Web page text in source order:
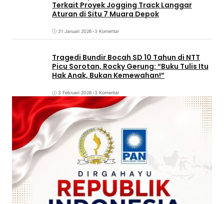
Terkait Proyek Jogging Track Langgar
Aturan di Situ 7 Muara Depok
31 Januari 2026•3 Komentar
Tragedi Bundir Bocah SD 10 Tahun di NTT
Picu Sorotan, Rocky Gerung: “Buku Tulis Itu
Hak Anak, Bukan Kemewahan!”
3 Februari 2026•3 Komentar